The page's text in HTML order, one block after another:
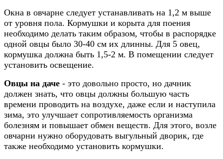
Окна в овчарне следует устанавливать на 1,2 м выше
от уровня пола. Кормушки и корыта для поения
необходимо делать таким образом, чтобы в распорядке
одной овцы было 30-40 см их длинны. Для 5 овец,
кормушка должна быть 1,5-2 м. В помещении следует
установить освещение.
Овцы на даче - это довольно просто, но дачник
должен знать, что овцы должны большую часть
времени проводить на воздухе, даже если и наступила
зима, это улучшает сопротивляемость организма
болезням и повышает обмен веществ. Для этого, возле
овчарни нужно оборудовать выгульный дворик, где
также необходимо установить кормушки.